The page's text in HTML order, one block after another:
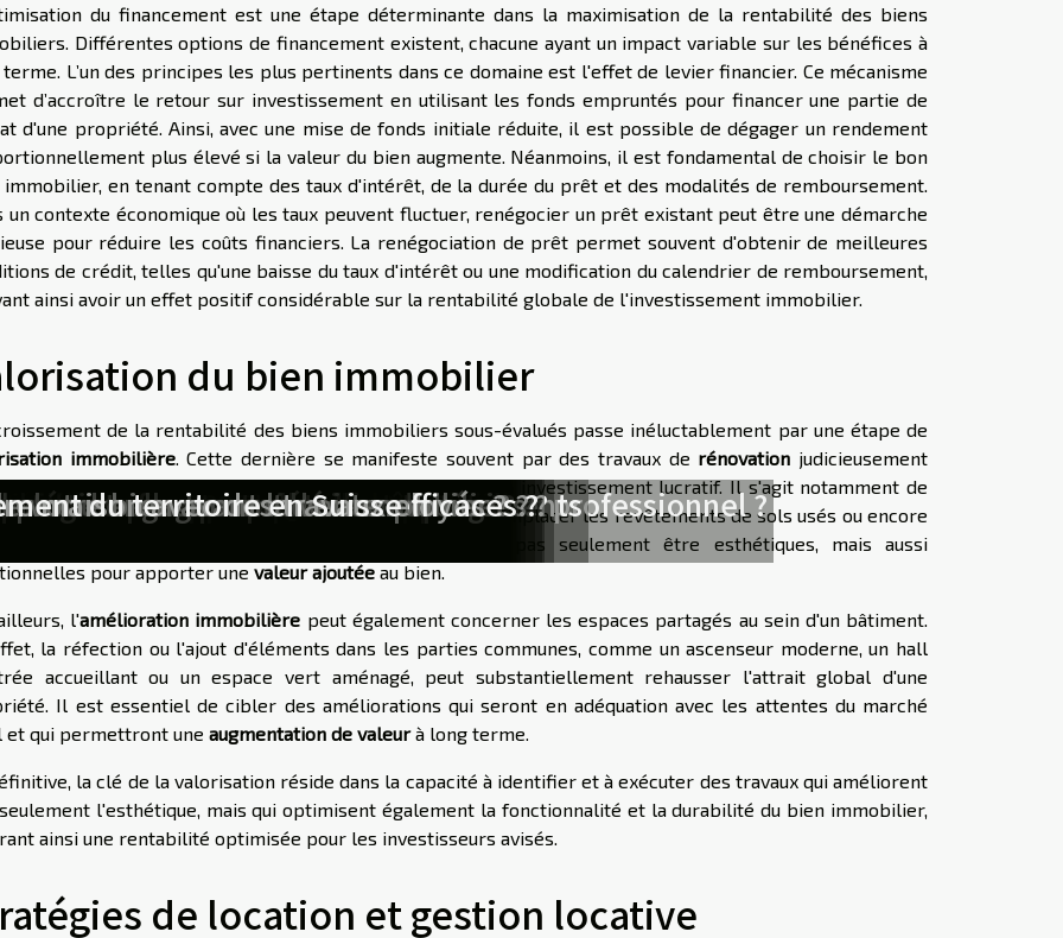
du financement est une étape déterminante dans la maximisation de la rentabilité des biens
Différentes options de financement existent, chacune ayant un impact variable sur les bénéfices à
L’un des principes les plus pertinents dans ce domaine est l'effet de levier financier. Ce mécanisme
d’accroître le retour sur investissement en utilisant les fonds empruntés pour financer une partie de
d'une propriété. Ainsi, avec une mise de fonds initiale réduite, il est possible de dégager un rendement
plus élevé si la valeur du bien augmente. Néanmoins, il est fondamental de choisir le bon
en tenant compte des taux d'intérêt, de la durée du prêt et des modalités de remboursement.
un contexte économique où les taux peuvent fluctuer, renégocier un prêt existant peut être une démarche
pour réduire les coûts financiers. La renégociation de prêt permet souvent d'obtenir de meilleures
de crédit, telles qu'une baisse du taux d'intérêt ou une modification du calendrier de remboursement,
ainsi avoir un effet positif considérable sur la rentabilité globale de l'investissement immobilier.
du bien immobilier
de la rentabilité des biens immobiliers sous-évalués passe inéluctablement par une étape de
immobilière. Cette dernière se manifeste souvent par des travaux de rénovation judicieusement
qui peuvent transformer une propriété délaissée en un investissement lucratif. Il s'agit notamment de
les installations électriques et de plomberie, de remplacer les revêtements de sols usés ou encore
les peintures. Les modifications ne doivent pas seulement être esthétiques, mais aussi
pour apporter une valeur ajoutée au bien.
l'amélioration immobilière peut également concerner les espaces partagés au sein d'un bâtiment.
la réfection ou l'ajout d'éléments dans les parties communes, comme un ascenseur moderne, un hall
accueillant ou un espace vert aménagé, peut substantiellement rehausser l'attrait global d'une
Il est essentiel de cibler des améliorations qui seront en adéquation avec les attentes du marché
et qui permettront une augmentation de valeurà long terme.
la clé de la valorisation réside dans la capacité à identifier et à exécuter des travaux qui améliorent
l'esthétique, mais qui optimisent également la fonctionnalité et la durabilité du bien immobilier,
ainsi une rentabilité optimisée pour les investisseurs avisés.
de location et gestion locative
engagée transforme une agence
divorce : histoires de biens indivis
peut transformer votre quotidien professionnel ?
votre vente immobilière ?
immobilière en 2026
une vente rapideen période d'incertitude
dans l'immobilier en 2026
locative efficace
multifonctions pour petits appartements
ils la sécurité des bâtiments ?
meublée
avant la vente ?
d'un bien en colocation
l'innovation en entreprise ?
en 2025 : Quelles stratégies ?
sans apport personnel
: trucs et astuces
transforment-elles l'immobilier ?
pour propriétaires
t-elle le marché immobilier ?
d'engagement des employés ?
votre bien avant la vente
maison avec des travaux efficaces ?
du territoire en Suisse